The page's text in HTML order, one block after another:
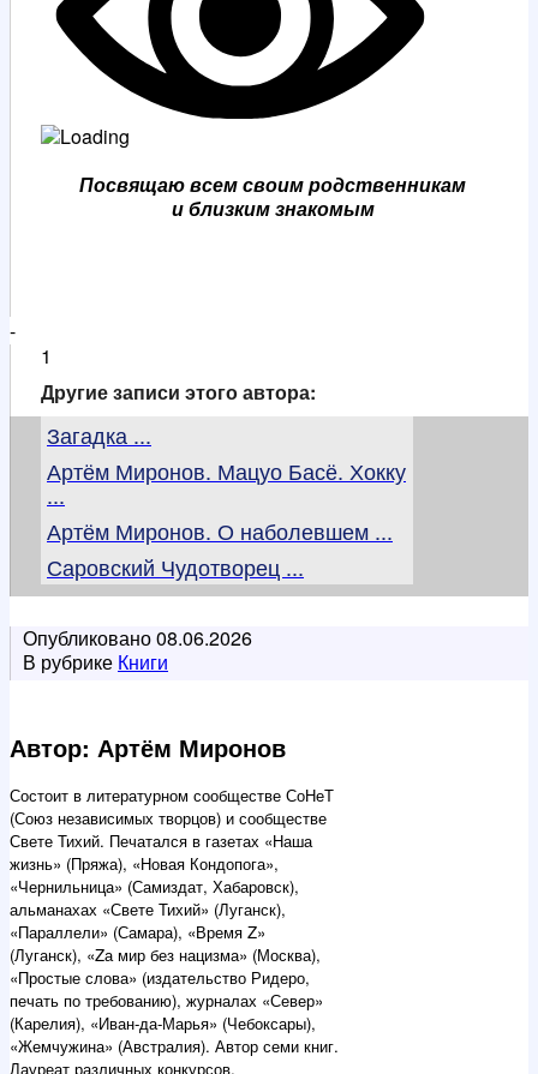
Посвящаю всем своим родственникам
и близким знакомым
-
1
Другие записи этого автора:
Загадка ...
Артём Миронов. Мацуо Басё. Хокку
...
Артём Миронов. О наболевшем ...
Саровский Чудотворец ...
Опубликовано08.06.2026
В рубрике Книги
Автор: Артём Миронов
Состоит в литературном сообществе СоНеТ
(Союз независимых творцов) и сообществе
Свете Тихий. Печатался в газетах «Наша
жизнь» (Пряжа), «Новая Кондопога»,
«Чернильница» (Самиздат, Хабаровск),
альманахах «Свете Тихий» (Луганск),
«Параллели» (Самара), «Время Z»
(Луганск), «Zа мир без нацизма» (Москва),
«Простые слова» (издательство Ридеро,
печать по требованию), журналах «Север»
(Карелия), «Иван-да-Марья» (Чебоксары),
«Жемчужина» (Австралия). Автор семи книг.
Лауреат различных конкурсов.